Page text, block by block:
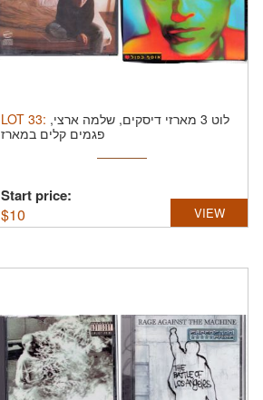
LOT 33: לוט 3 מארזי דיסקים, שלמה ארצי,
פגמים קלים במארז
Start price:
$10 VIEW